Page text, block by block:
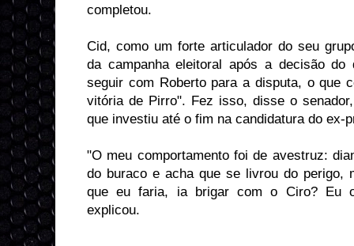
completou.
Cid, como um forte articulador do seu
da campanha eleitoral após a decisão do
seguir com Roberto para a disputa, o que
vitória de Pirro". Fez isso, disse o
que investiu até o fim na candidatura do ex-
"O meu comportamento foi de avestruz:
do buraco e acha que se livrou do perigo,
que eu faria, ia brigar com o Ciro? Eu
explicou.